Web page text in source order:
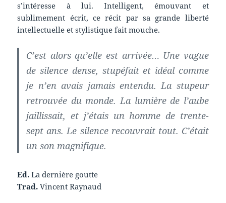
s’intéresse à lui. Intelligent, émouvant et
sublimement écrit, ce récit par sa grande liberté
intellectuelle et stylistique fait mouche.
C’est alors qu’elle est arrivée… Une vague
de silence dense, stupéfait et idéal comme
je n’en avais jamais entendu. La stupeur
retrouvée du monde. La lumière de l’aube
jaillissait, et j’étais un homme de trente-
sept ans. Le silence recouvrait tout. C’était
un son magnifique.
Ed. La dernière goutte
Trad. Vincent Raynaud